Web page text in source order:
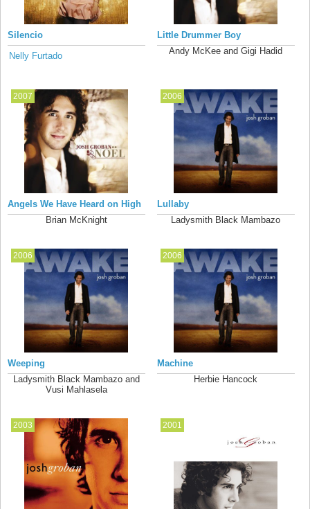
Silencio
Nelly Furtado
Little Drummer Boy
Andy McKee and Gigi Hadid
2007
Angels We Have Heard on High
Brian McKnight
2006
Lullaby
Ladysmith Black Mambazo
2006
Weeping
Ladysmith Black Mambazo and
Vusi Mahlasela
2006
Machine
Herbie Hancock
2003 2001